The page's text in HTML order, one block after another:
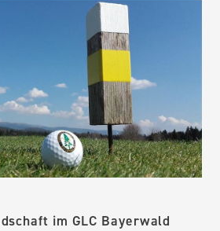
im GLC Bayerwald